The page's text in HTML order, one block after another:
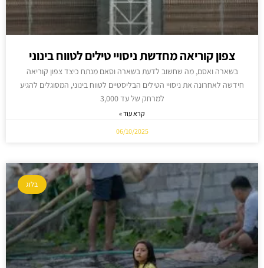
צפון קוריאה מחדשת ניסויי טילים לטווח בינוני
בשארה ואסם, מה שחשוב לדעת בשארה וסאם מנתח כיצד צפון קוריאה
חידשה לאחרונה את ניסויי הטילים הבליסטיים לטווח בינוני, המסוגלים להגיע
למרחק של עד 3,000
קרא עוד »
06/10/2025
בלוג